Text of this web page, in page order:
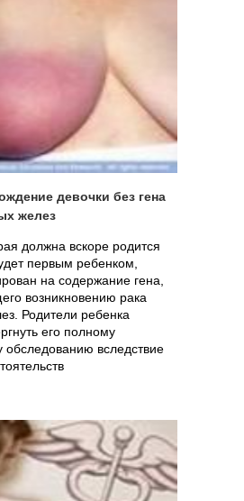
девочки без гена
желез
должна вскоре родится
первым ребенком,
на содержание гена,
возникновению рака
Родители ребенка
его полному
обследованию вследствие